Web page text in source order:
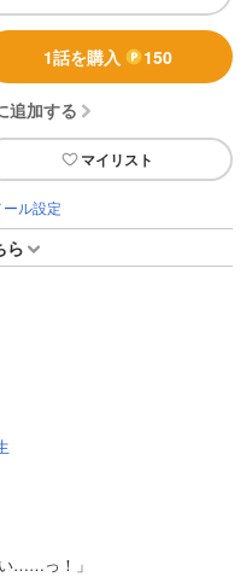
1話を購入 150
追加する
マイリスト
ル設定
ら
……っ！」